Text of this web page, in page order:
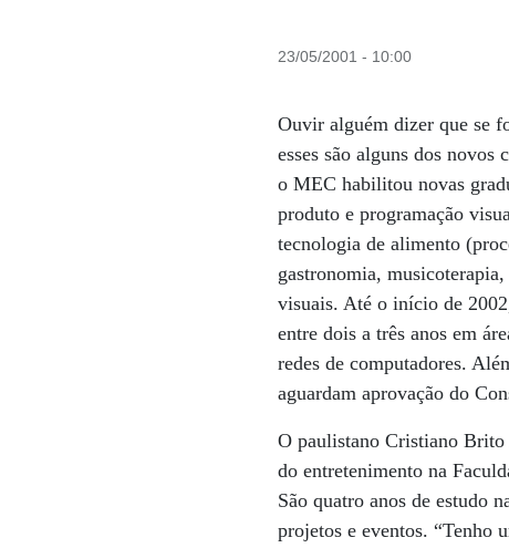
23/05/2001 - 10:00
Ouvir alguém dizer que se
esses são alguns dos novos
o MEC habilitou novas
produto e programação
tecnologia de alimento
gastronomia,
visuais. Até o início de
entre dois a três anos em
redes de computadores.
aguardam aprovação do
O paulistano Cristiano
do entretenimento na
São quatro anos de estudo
projetos e eventos. “Tenho